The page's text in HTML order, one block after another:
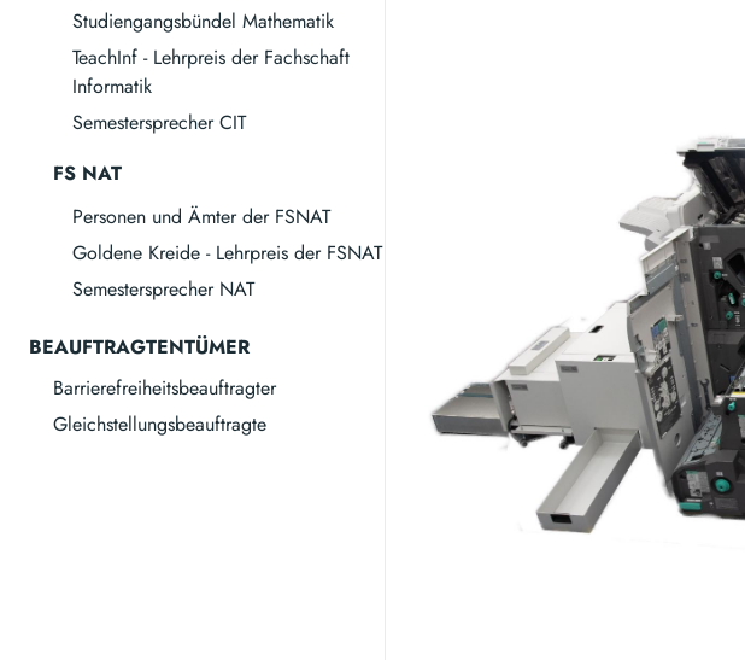
Studiengangsbündel Mathematik
TeachInf - Lehrpreis der Fachschaft
Informatik
Semestersprecher CIT
FS NAT
Personen und Ämter der FSNAT
Goldene Kreide - Lehrpreis der FSNAT
Semestersprecher NAT
BEAUFTRAGTENTÜMER
Barrierefreiheitsbeauftragter
Gleichstellungsbeauftragte